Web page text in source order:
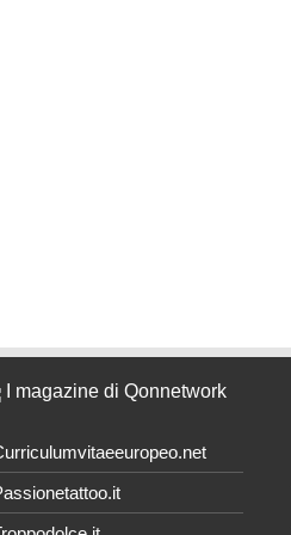
I magazine di Qonnetwork